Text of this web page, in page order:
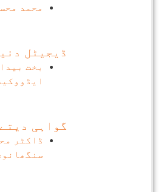
محمد
ڈیجیٹل
بخت
گواہی
ڈاکٹر